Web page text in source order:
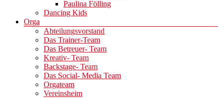
Paulina Fölling
Dancing Kids
Orga
Abteilungsvorstand
Das Trainer-Team
Das Betreuer- Team
Kreativ- Team
Backstage- Team
Das Social- Media Team
Orgateam
Vereinsheim